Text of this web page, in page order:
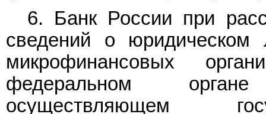
6. Банк России при
сведений о юридическом
микрофинансовых
федеральном
осуществляющем